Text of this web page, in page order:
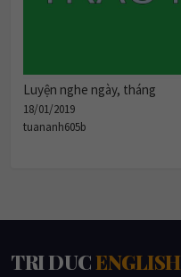
Luyện nghe ngày, tháng
18/01/2019
tuananh605b
TRI DUCENGLISH